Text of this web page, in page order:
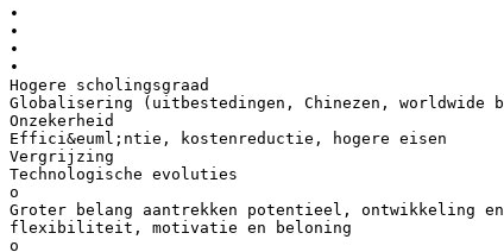
•
•
•
•
Hogere scholingsgraad
Globalisering (uitbestedingen, Chinezen, worldwide
Onzekerheid
Effici&euml;ntie, kostenreductie, hogere eisen
Vergrijzing
Technologische evoluties
o
Groter belang aantrekken potentieel, ontwikkeling
flexibiliteit, motivatie en beloning
o